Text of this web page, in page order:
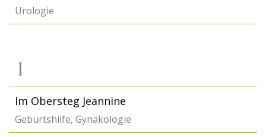
Urologie
I
Im Obersteg Jeannine
Geburtshilfe, Gynäkologie